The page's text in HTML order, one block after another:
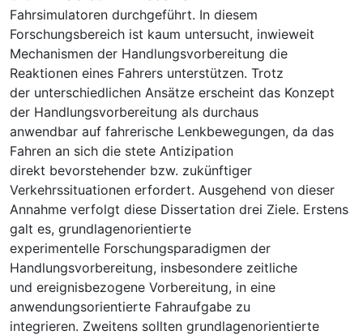
Fahrsimulatoren durchgeführt. In diesem
Forschungsbereich ist kaum untersucht, inwieweit
Mechanismen der Handlungsvorbereitung die
Reaktionen eines Fahrers unterstützen. Trotz
der unterschiedlichen Ansätze erscheint das Konzept
der Handlungsvorbereitung als durchaus
anwendbar auf fahrerische Lenkbewegungen, da das
Fahren an sich die stete Antizipation
direkt bevorstehender bzw. zukünftiger
Verkehrssituationen erfordert. Ausgehend von dieser
Annahme verfolgt diese Dissertation drei Ziele. Erstens
galt es, grundlagenorientierte
experimentelle Forschungsparadigmen der
Handlungsvorbereitung, insbesondere zeitliche
und ereignisbezogene Vorbereitung, in eine
anwendungsorientierte Fahraufgabe zu
integrieren. Zweitens sollten grundlagenorientierte